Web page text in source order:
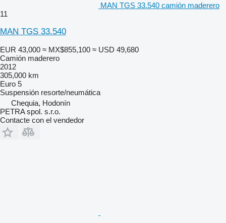
MAN TGS 33.540 camión maderero
11
MAN TGS 33.540
EUR 43,000 ≈ MX$855,100 ≈ USD 49,680
Camión maderero
2012
305,000 km
Euro 5
Suspensión resorte/neumática
Chequia, Hodonín
PETRA spol. s.r.o.
Contacte con el vendedor